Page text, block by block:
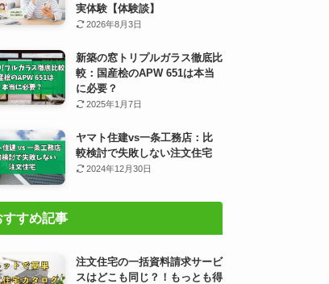
実体験【体験談】
2026年8月3日
新築の窓トリプルガラス徹底比
較：国産桧のAPW 651は本当
に必要？
2025年1月7日
ヤマト住建vs一条工務店：比
較検討で失敗しない注文住宅
2024年12月30日
すすめ記事
注文住宅の一括資料請求サービ
スはどこも同じ？！もっとも得